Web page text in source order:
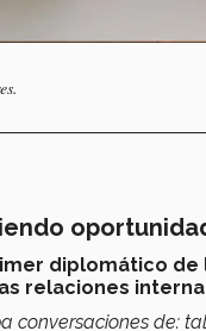
diplomático de
relaciones
conversaciones de: